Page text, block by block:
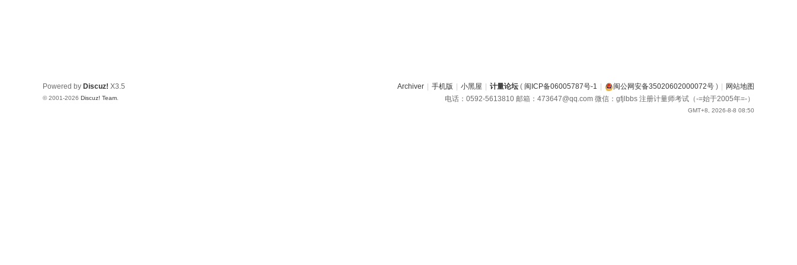
Archiver 手机版 小黑屋 计量论坛 ( 闽ICP备06005787号-1 闽公网安备35020602000072号 )
网站地图
电话：0592-5613810 邮箱：473647@qq.com 微信：gfjlbbs 注册计量师考试（-=始于2005年=-）
GMT+8, 2026-8-8 08:50
Powered by Discuz! X3.5
© 2001-2026 Discuz! Team